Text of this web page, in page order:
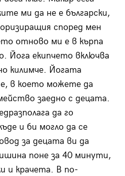
ми да не е български,
според мен
отново ми е в кърпа
Йога екипчето включва
килимче. Йогата
в което можете да
заедно с децата.
да го
и би могло да се
за децата ви да
поне за 40 минути,
и крачета. В по-